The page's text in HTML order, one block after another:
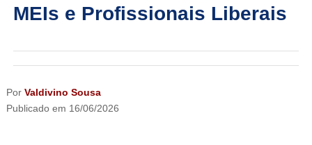
MEIs e Profissionais Liberais
Por Valdivino Sousa
Publicado em 16/06/2026